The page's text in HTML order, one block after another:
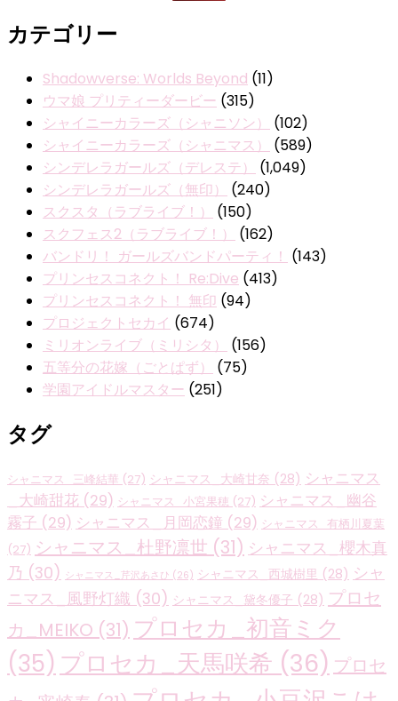
カテゴリー
Shadowverse: Worlds Beyond (11)
ウマ娘 プリティーダービー (315)
シャイニーカラーズ（シャニソン）
(102)
シャイニーカラーズ（シャニマス）
(589)
シンデレラガールズ（デレステ）
(1,049)
シンデレラガールズ（無印）
(240)
スクスタ（ラブライブ！）
(150)
スクフェス2（ラブライブ！）
(162)
バンドリ！ ガールズバンドパーティ！ (143)
プリンセスコネクト！ Re:Dive (413)
プリンセスコネクト！ 無印 (94)
プロジェクトセカイ (674)
ミリオンライブ（ミリシタ）
(156)
五等分の花嫁（ごとぱず）
(75)
学園アイドルマスター (251)
タグ
シャニマス_三峰結華 (27) シャニマス_大崎甘奈 (28) シャニマス
_大崎甜花 (29) シャニマス_小宮果穂 (27) シャニマス_幽谷
霧子 (29) シャニマス_月岡恋鐘 (29) シャニマス_有栖川夏葉
(27) シャニマス_杜野凛世 (31) シャニマス_櫻木真
乃 (30) シャニマス_芹沢あさひ (26) シャニマス_西城樹里 (28) シャ
ニマス_風野灯織 (30) シャニマス_黛冬優子 (28) プロセ
カ_MEIKO (31) プロセカ_初音ミク
(35) プロセカ_天馬咲希 (36) プロセ